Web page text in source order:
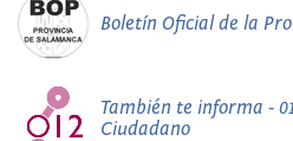
Boletín Oficial de la
También te informa -
Ciudadano